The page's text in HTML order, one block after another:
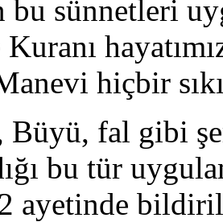
bu sünnetleri
hiçbir
fal gibi
bu tür
ayetinde